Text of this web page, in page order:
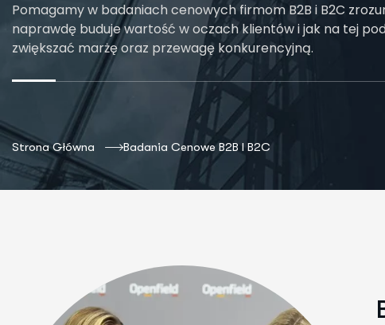
Pomagamy w badaniach cenowych firmom B2B i B2C
naprawdę buduje wartość w oczach klientów i jak na tej
zwiększać marżę oraz przewagę konkurencyjną.
Strona Główna Badania Cenowe B2B I B2C